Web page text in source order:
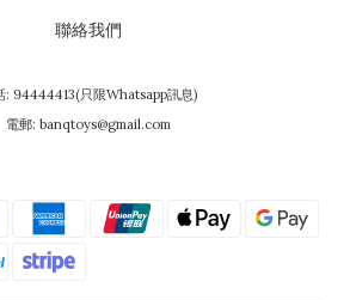
聯絡我們
: 94444413(只限Whatsapp訊息)
電郵: banqtoys@gmail.com